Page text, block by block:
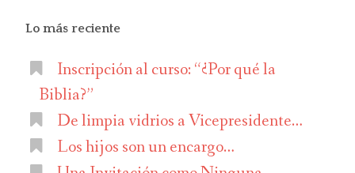
Lo más reciente
Inscripción al curso: “¿Por qué la
Biblia?”
De limpia vidrios a Vicepresidente…
Los hijos son un encargo…